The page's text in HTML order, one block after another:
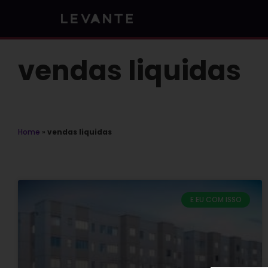
vendas liquidas
Home » vendas liquidas
E EU COM ISSO